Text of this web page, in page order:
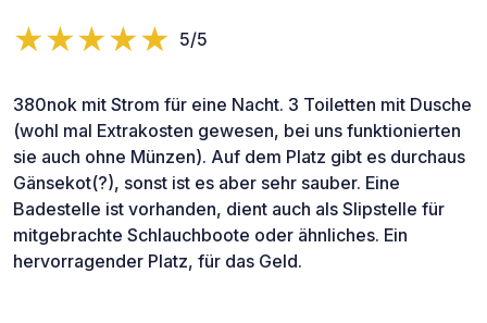
5/5
380nok mit Strom für eine Nacht. 3 Toiletten mit Dusche
(wohl mal Extrakosten gewesen, bei uns funktionierten
sie auch ohne Münzen). Auf dem Platz gibt es durchaus
Gänsekot(?), sonst ist es aber sehr sauber. Eine
Badestelle ist vorhanden, dient auch als Slipstelle für
mitgebrachte Schlauchboote oder ähnliches. Ein
hervorragender Platz, für das Geld.